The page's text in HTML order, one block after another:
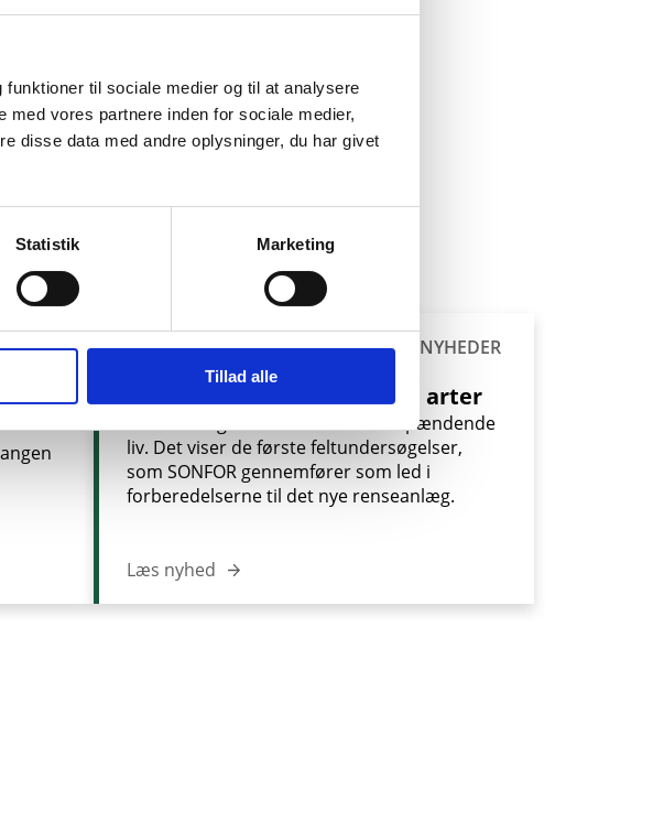
til sociale medier og til at analysere
vores partnere inden for sociale medier,
disse data med andre oplysninger, du har givet
Statistik Marketing
Tillad alle
Der indføres nu også et
som alle os der er tilsluttet det kollektive
eksempel klimasikring på
24. juni 2026 NYHEDER
SONFOR finder beskyttede arter
Sønderborgs natur vrimler med spændende
liv. Det viser de første feltundersøgelser,
som SONFOR gennemfører som led i
forberedelserne til det nye renseanlæg.
Læs nyhed